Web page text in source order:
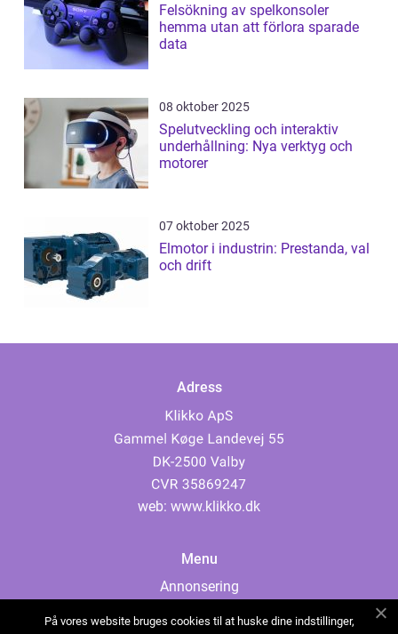
Felsökning av spelkonsoler
hemma utan att förlora sparade
data
08 oktober 2025
Spelutveckling och interaktiv
underhållning: Nya verktyg och
motorer
07 oktober 2025
Elmotor i industrin: Prestanda, val
och drift
Adress
web: www.klikko.dk
Menu
Annonsering
På vores website bruges cookies til at huske dine indstillinger,